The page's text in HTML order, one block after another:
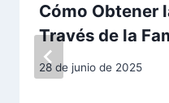
Cómo Obtener
Través de la
28 de junio de 2025